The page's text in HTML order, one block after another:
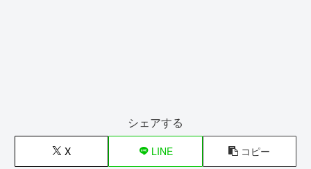
シェアする
X LINE コピー